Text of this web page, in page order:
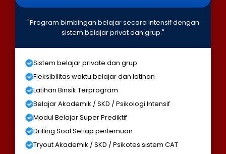
"Program bimbingan belajar secara intensif dengan
sistem belajar privat dan grup."
Sistem belajar private dan grup
Fleksibilitas waktu belajar dan latihan
Latihan Binsik Terprogram
Belajar Akademik / SKD / Psikologi Intensif
Modul Belajar Super Prediktif
Drilling Soal Setiap pertemuan
Tryout Akademik / SKD / Psikotes sistem CAT